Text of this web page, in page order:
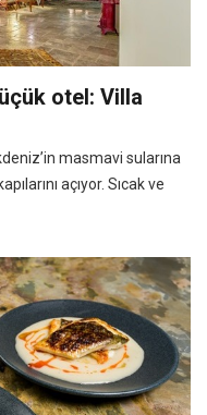
otel: Villa
masmavi sularına
açıyor. Sıcak ve